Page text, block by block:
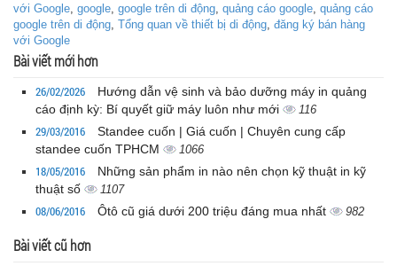
với Google google google trên di động quảng cáo google quảng cáo
google trên di động Tổng quan về thiết bị di động đăng ký bán hàng
với Google
Bài viết mới hơn
26/02/2026
Hướng dẫn vệ sinh và bảo dưỡng máy in quảng
cáo định kỳ: Bí quyết giữ máy luôn như mới
116
29/03/2016
Standee cuốn | Giá cuốn | Chuyên cung cấp
standee cuốn TPHCM
1066
18/05/2016
Những sản phẩm in nào nên chọn kỹ thuật in kỹ
thuật số
1107
08/06/2016 Ôtô cũ giá dưới 200 triệu đáng mua nhất 982
Bài viết cũ hơn